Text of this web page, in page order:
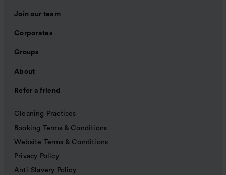
Join our team
Corporates
Groups
About
Refer a friend
Cleaning Practices
Booking Terms & Conditions
Website Terms & Conditions
Privacy Policy
Anti-Slavery Policy